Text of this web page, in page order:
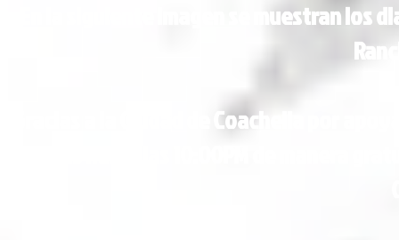
En la siguiente imagen se muestran los
Gracias a la Ciudad de Coachella por